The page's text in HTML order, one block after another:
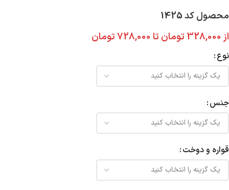
محصول کد 1425
از 328,000 تومان تا 728,000تومان
نوع
جنس
قواره و دوخت